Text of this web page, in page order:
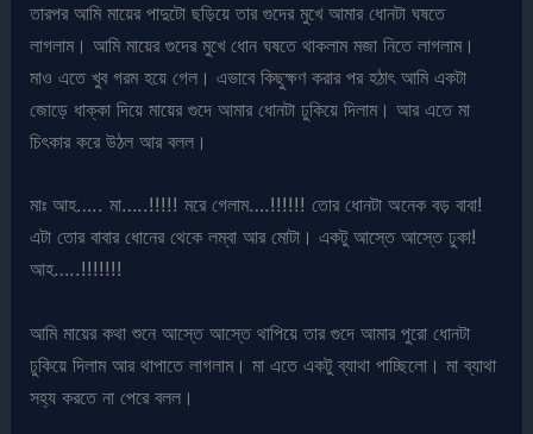
তারপর আমি মায়ের পাদুটো ছড়িয়ে তার গুদের মুখে আমার ধোনটা ঘষতে
লাগলাম। আমি মায়ের গুদের মুখে ধোন ঘষতে থাকলাম মজা নিতে লাগলাম।
মাও এতে খুব গরম হয়ে গেল। এভাবে কিছুক্ষণ করার পর হঠাৎ আমি একটা
জোড়ে ধাক্কা দিয়ে মায়ের গুদে আমার ধোনটা ঢুকিয়ে দিলাম। আর এতে মা
চিৎকার করে উঠল আর বলল।
মাঃ আহ….. মা…..!!!!! মরে গেলাম….!!!!!! তোর ধোনটা অনেক বড় বাবা!
এটা তোর বাবার ধোনের থেকে লম্বা আর মোটা। একটু আস্তে আস্তে ঢুকা!
আহ…..!!!!!!!
আমি মায়ের কথা শুনে আস্তে আস্তে থাপিয়ে তার গুদে আমার পুরো ধোনটা
ঢুকিয়ে দিলাম আর থাপাতে লাগলাম। মা এতে একটু ব্যাথা পাচ্ছিলো। মা ব্যাথা
সহ্য করতে না পেরে বলল।